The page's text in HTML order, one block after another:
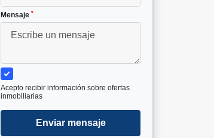
Mensaje *
Acepto recibir información sobre ofertas
inmobiliarias
Enviar mensaje